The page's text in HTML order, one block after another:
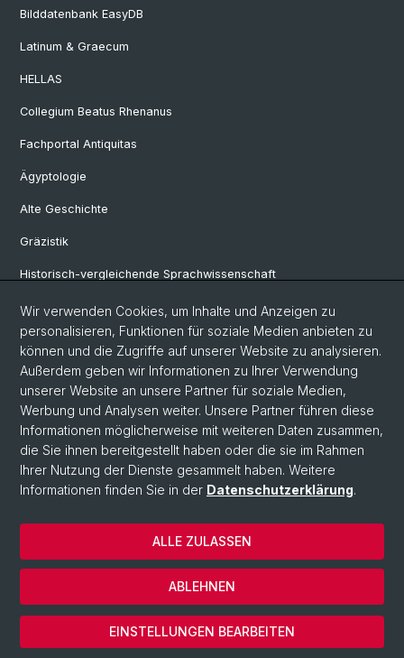
Bilddatenbank EasyDB
Latinum & Graecum
HELLAS
Collegium Beatus Rhenanus
Fachportal Antiquitas
Ägyptologie
Alte Geschichte
Gräzistik
Historisch-vergleichende Sprachwissenschaft
Klassische Archäologie
Latinistik
Ur- und Frühgeschichtliche und Provinzialrömische Archäologie
Vindonissa-Professur
© Universität Basel
Philosophisch-Historische Fakultät
Home
Datenschutzerklärung
Wir verwenden Cookies, um Inhalte und Anzeigen zu
personalisieren, Funktionen für soziale Medien anbieten zu
können und die Zugriffe auf unserer Website zu analysieren.
Außerdem geben wir Informationen zu Ihrer Verwendung
unserer Website an unsere Partner für soziale Medien,
Werbung und Analysen weiter. Unsere Partner führen diese
Informationen möglicherweise mit weiteren Daten zusammen,
die Sie ihnen bereitgestellt haben oder die sie im Rahmen
Ihrer Nutzung der Dienste gesammelt haben. Weitere
Informationen finden Sie in der Datenschutzerklärung.
EINSTELLUNGEN BEARBEITEN
ABLEHNEN
ALLE ZULASSEN